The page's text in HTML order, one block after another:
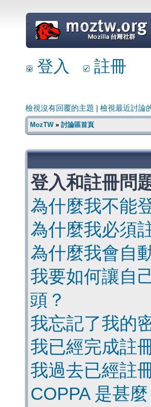
=
登入 註冊
檢視沒有回覆的主題 檢視最近討論
MozTW» 討論區首頁
登入和註冊問
為什麼我不能
為什麼我必須
為什麼我會自
我要如何讓自
頭？
我忘記了我的
我已經完成註
我過去已經註
COPPA 是甚麼